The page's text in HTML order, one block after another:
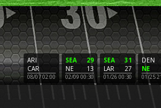
ARI
CAR
08/07 02:00
29
SEA
13
NE
02/09 00:30
31
SEA
27
LAR
01/26 00:30
DEN
NE
01/25